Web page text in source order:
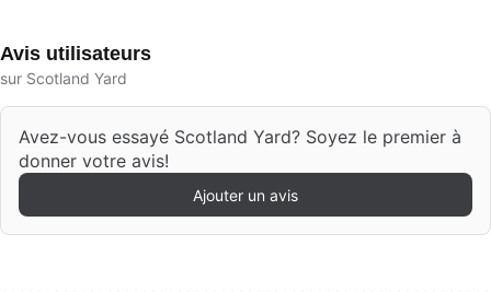
Avis utilisateurs
sur Scotland Yard
Avez-vous essayé Scotland Yard? Soyez le premier à
donner votre avis!
Ajouter un avis